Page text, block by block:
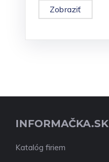
Zobraziť
INFORMAČKA.SK
Katalóg firiem